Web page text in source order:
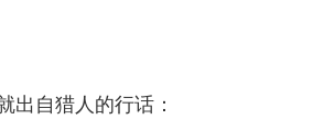
出自猎人的行话：